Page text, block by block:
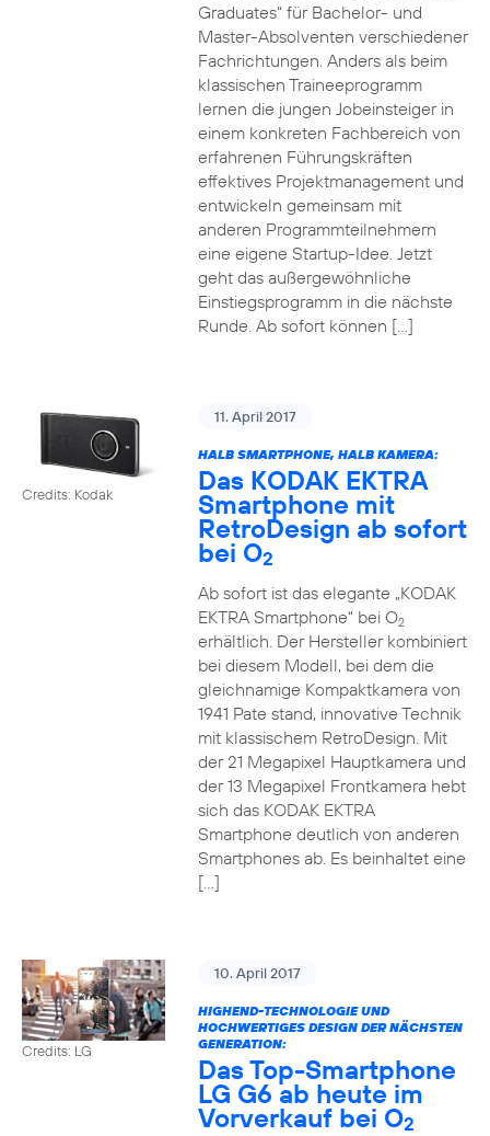
Graduates“ für Bachelor- und
Master-Absolventen verschiedener
Fachrichtungen. Anders als beim
klassischen Traineeprogramm
lernen die jungen Jobeinsteiger in
einem konkreten Fachbereich von
erfahrenen Führungskräften
effektives Projektmanagement und
entwickeln gemeinsam mit
anderen Programmteilnehmern
eine eigene Startup-Idee. Jetzt
geht das außergewöhnliche
Einstiegsprogramm in die nächste
Runde. Ab sofort können […]
Credits: Kodak
11. April 2017
HALB SMARTPHONE, HALB KAMERA:
Das KODAK EKTRA
Smartphone mit
RetroDesign ab sofort
bei O2
Ab sofort ist das elegante „KODAK
EKTRA Smartphone“ bei O2
erhältlich. Der Hersteller kombiniert
bei diesem Modell, bei dem die
gleichnamige Kompaktkamera von
1941 Pate stand, innovative Technik
mit klassischem RetroDesign. Mit
der 21 Megapixel Hauptkamera und
der 13 Megapixel Frontkamera hebt
sich das KODAK EKTRA
Smartphone deutlich von anderen
Smartphones ab. Es beinhaltet eine
[…]
Credits: LG
10. April 2017
HIGHEND-TECHNOLOGIE UND
HOCHWERTIGES DESIGN DER NÄCHSTEN
GENERATION:
Das Top-Smartphone
LG G6 ab heute im
Vorverkauf bei O2